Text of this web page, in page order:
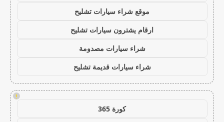
موقع شراء سيارات تشليح
ارقام يشترون سيارات تشليح
شراء سيارات مصدومة
شراء سيارات قديمة تشليح
!
كورة 365